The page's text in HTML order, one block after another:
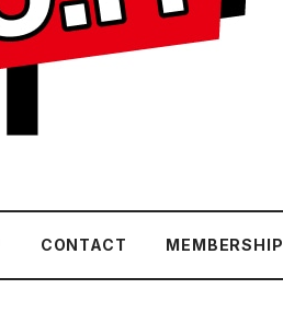
CONTACT MEMBERSHIP